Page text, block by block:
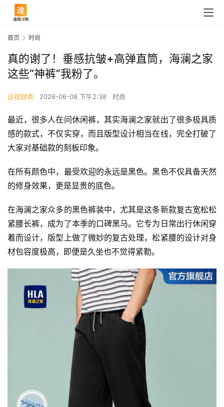
首页 时尚
真的谢了！垂感抗皱+高弹直筒，海澜之家
这些“神裤”我粉了。
远视财商 2026-06-08 下午2:38 时尚
最近，很多人在问休闲裤，其实海澜之家就出了很多极具质
感的款式，不仅实穿，而且版型设计相当在线，完全打破了
大家对基础款的刻板印象。
在所有颜色中，最受欢迎的永远是黑色。黑色不仅具备天然
的修身效果，更是显贵的底色。
在海澜之家众多的黑色裤装中，尤其是这条新款复古宽松松
紧腰长裤，成为了本季的口碑黑马。它专为日常出行休闲穿
着而设计，版型上做了微妙的复古处理，松紧腰的设计对身
材包容度极高，即便是久坐也不觉得紧勒。